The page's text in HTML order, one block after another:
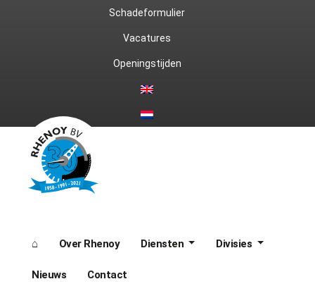
Schadeformulier
Vacatures
Openingstijden
⌂ Over Rhenoy Diensten Divisies
Nieuws Contact